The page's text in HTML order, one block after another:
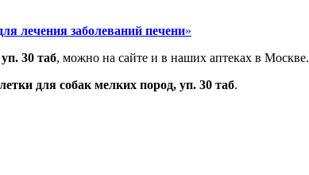
лечения заболеваний печени»
30 таб, можно на сайте и в наших аптеках в Москве.
для собак мелких пород, уп. 30 таб.